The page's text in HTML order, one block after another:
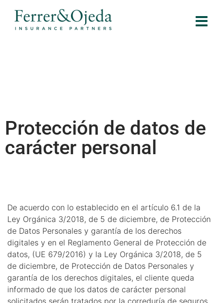
Protección de datos de
carácter personal
De acuerdo con lo establecido en el artículo 6.1 de la
Ley Orgánica 3/2018, de 5 de diciembre, de Protección
de Datos Personales y garantía de los derechos
digitales y en el Reglamento General de Protección de
datos, (UE 679/2016) y la Ley Orgánica 3/2018, de 5
de diciembre, de Protección de Datos Personales y
garantía de los derechos digitales, el cliente queda
informado de que los datos de carácter personal
solicitados serán tratados por la correduría de seguros